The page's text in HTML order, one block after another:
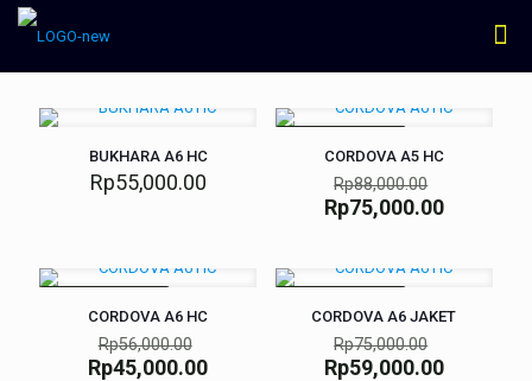
BUKHARA A6 HC
Rp55,000.00
CORDOVA A5 HC
Rp88,000.00
Rp75,000.00
CORDOVA A6 HC
Rp56,000.00
Rp45,000.00
CORDOVA A6 JAKET
Rp75,000.00
Rp59,000.00